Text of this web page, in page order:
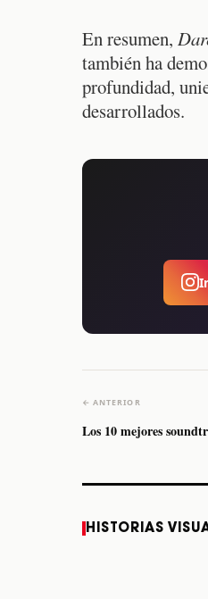
En resumen,
también ha
profundidad,
desarrollados.
← ANTERIOR
Los 10 mejores
HISTORIAS
Monterrey el